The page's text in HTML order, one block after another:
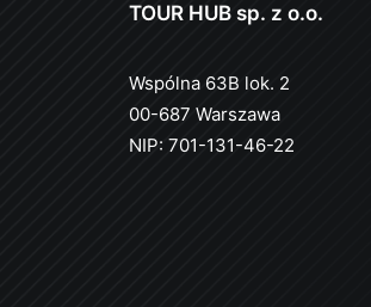
TOUR HUB sp. z o.o.
Wspólna 63B lok. 2
00-687 Warszawa
NIP: 701-131-46-22